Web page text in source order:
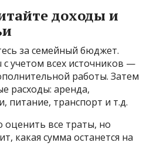
доходы и
за семейный бюджет.
учетом всех источников —
работы. Затем
расходы: аренда,
питание, транспорт и т.д.
оценить все траты, но
какая сумма останется на